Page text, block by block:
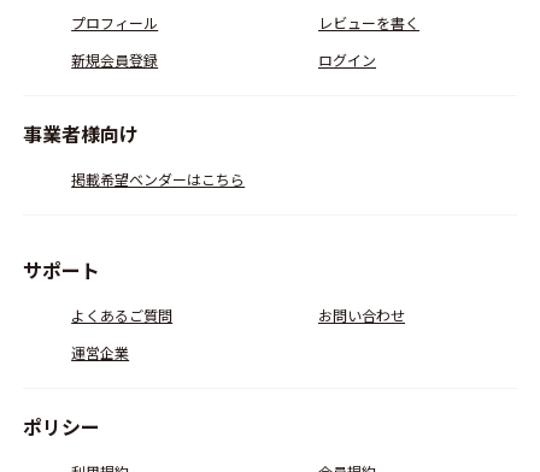
プロフィール
レビューを書く
新規会員登録
ログイン
事業者様向け
掲載希望ベンダーはこちら
サポート
よくあるご質問
お問い合わせ
運営企業
ポリシー